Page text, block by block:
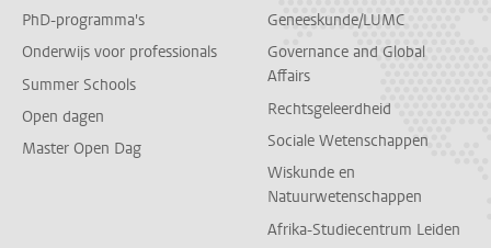
PhD-programma's
Onderwijs voor professionals
Summer Schools
Open dagen
Master Open Dag
Geneeskunde/LUMC
Governance and Global
Affairs
Rechtsgeleerdheid
Sociale Wetenschappen
Wiskunde en
Natuurwetenschappen
Afrika-Studiecentrum Leiden